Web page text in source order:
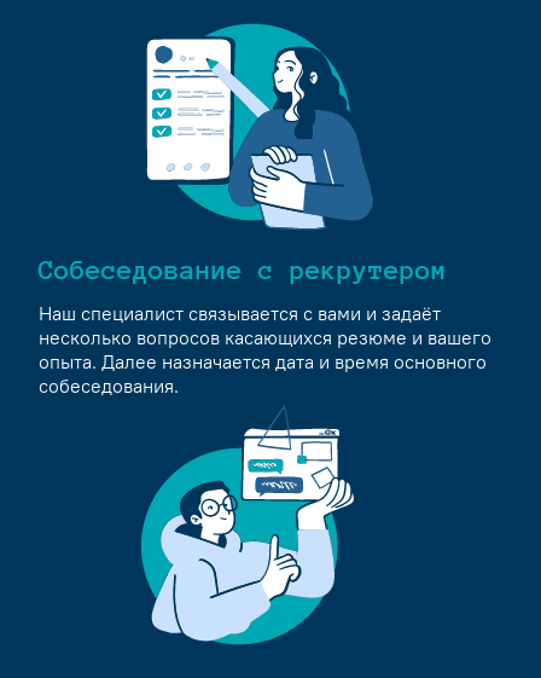
Собеседование с рекрутером
Наш специалист связывается с вами и задаёт
несколько вопросов касающихся резюме и вашего
опыта. Далее назначается дата и время основного
собеседования.